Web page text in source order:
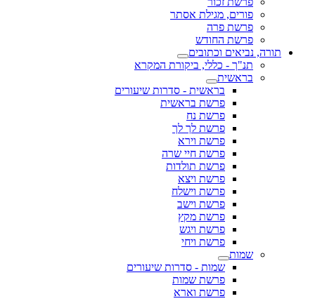
פורים, מגילת אסתר
פרשת פרה
פרשת החודש
תורה, נביאים וכתובים
תנ"ך - כללי, ביקורת המקרא
בראשית
בראשית - סדרות שיעורים
פרשת בראשית
פרשת נח
פרשת לך לך
פרשת וירא
פרשת חיי שרה
פרשת תולדות
פרשת ויצא
פרשת וישלח
פרשת וישב
פרשת מקץ
פרשת ויגש
פרשת ויחי
שמות
שמות - סדרות שיעורים
פרשת שמות
פרשת וארא